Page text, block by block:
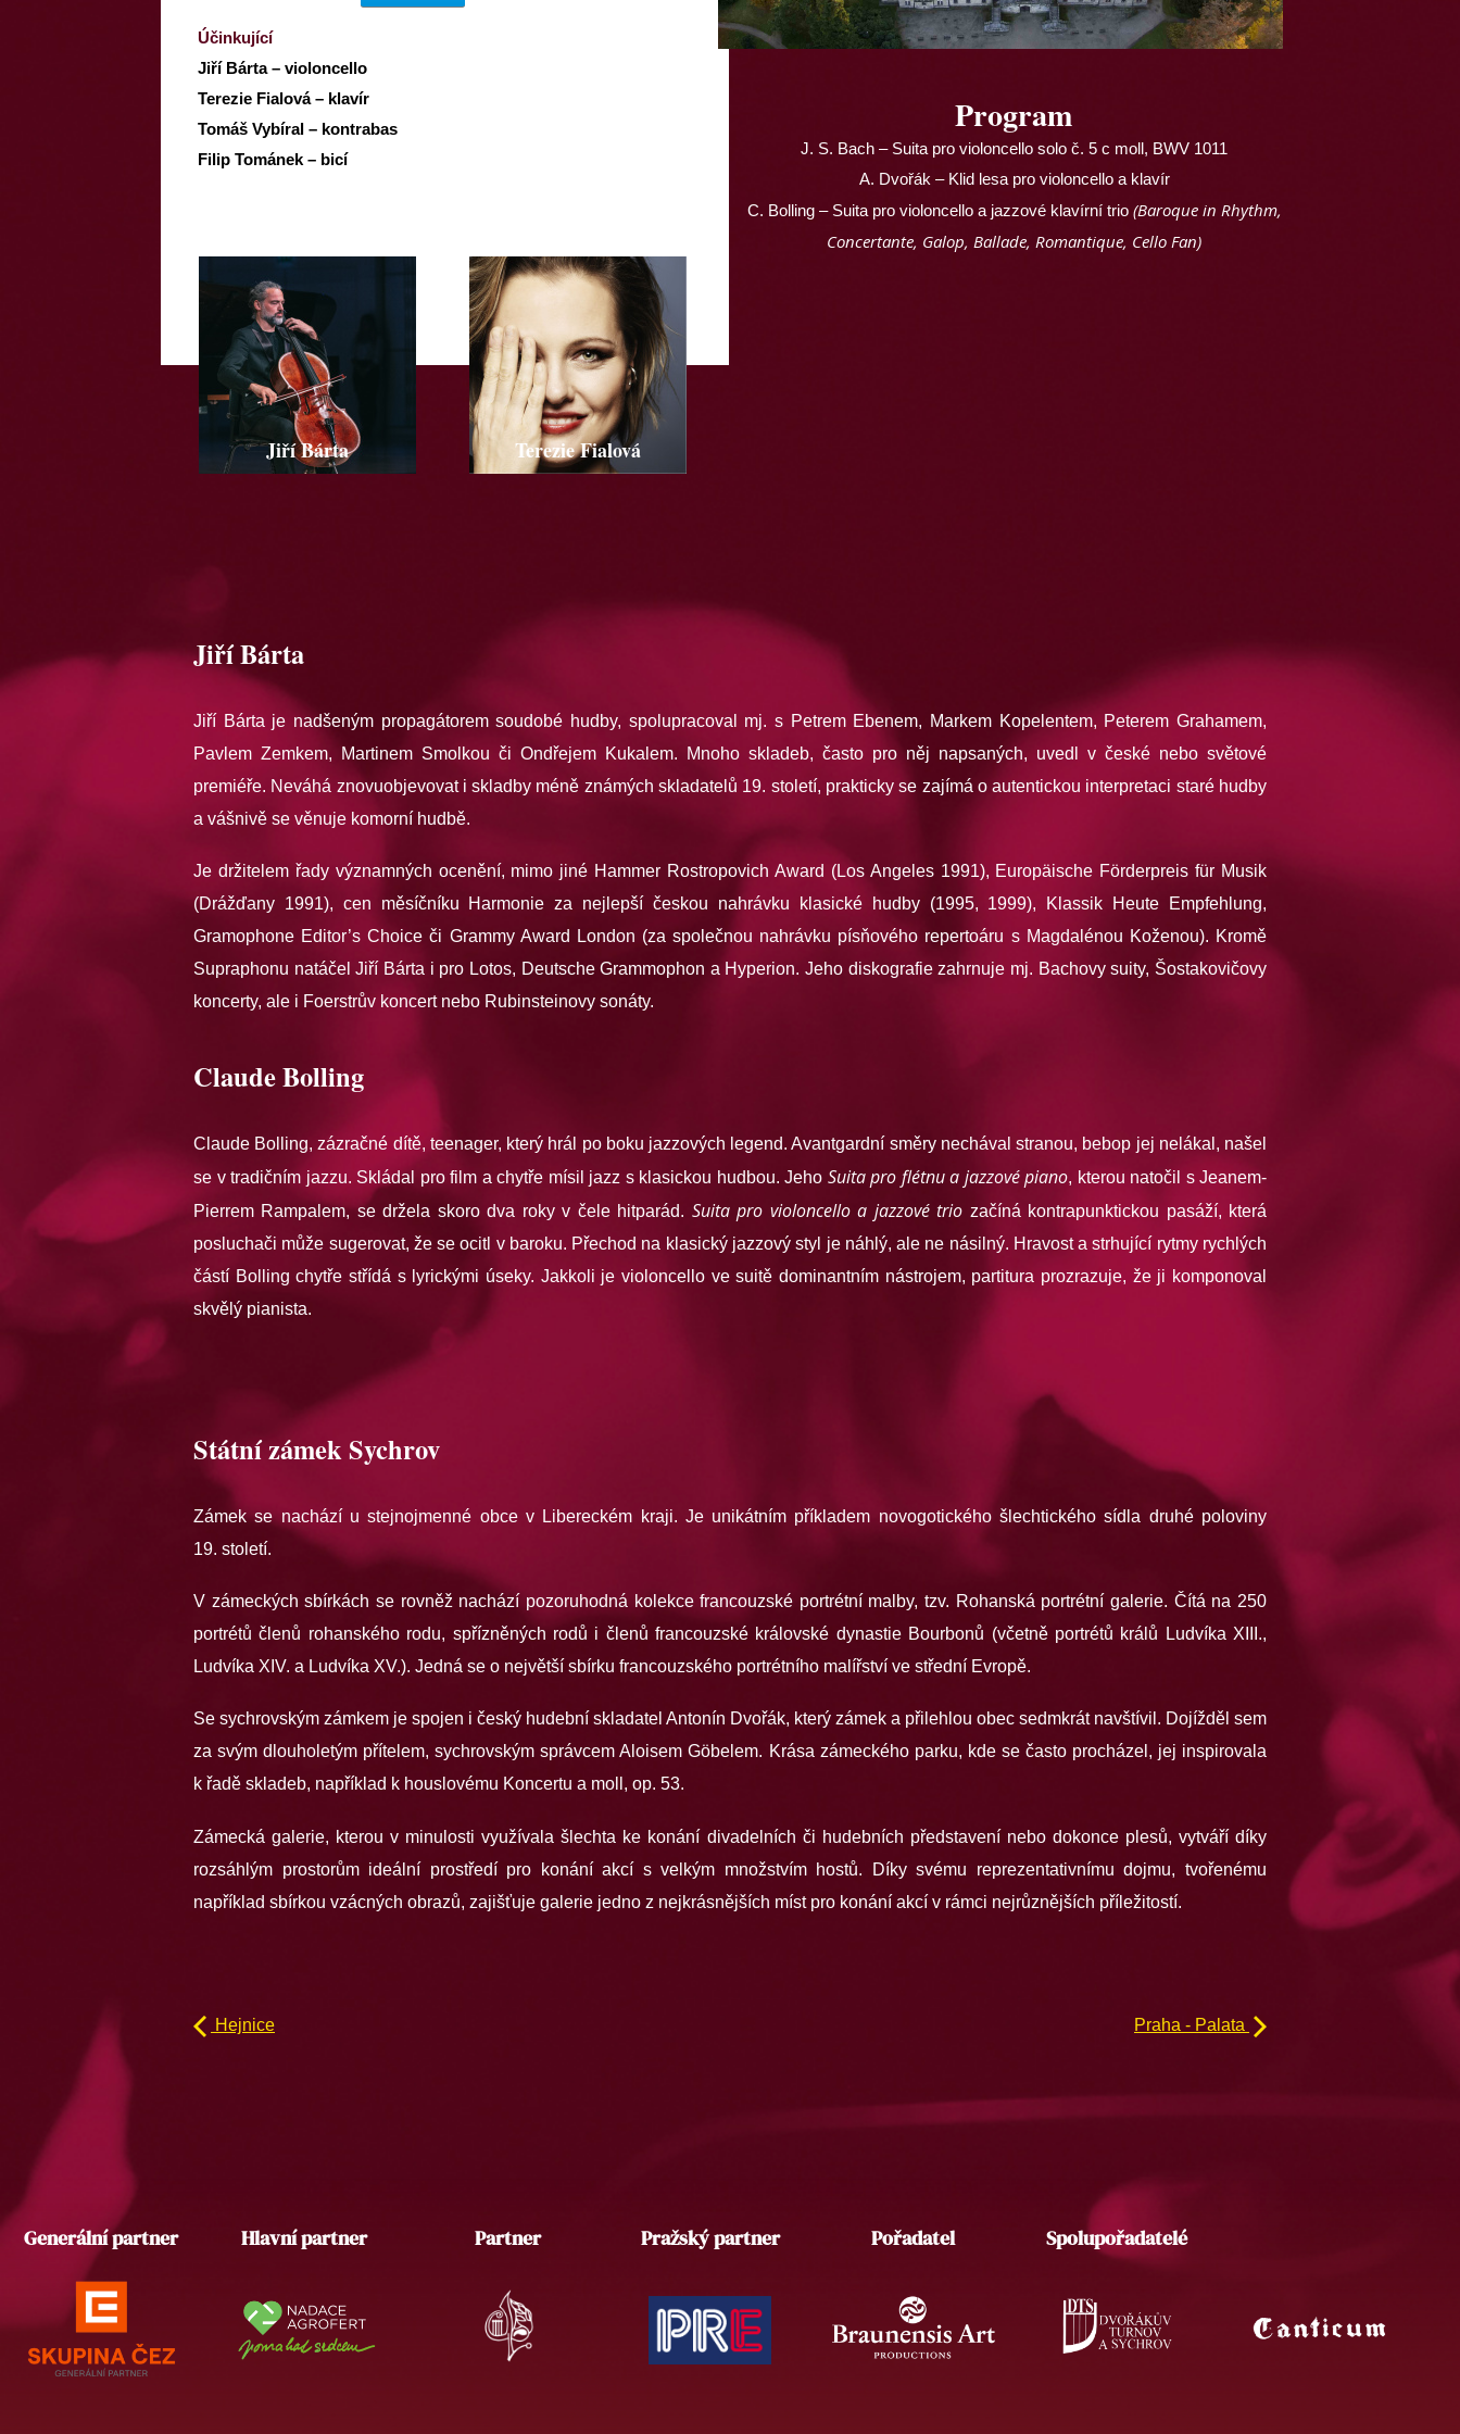
Účinkující
Jiří Bárta – violoncello
Terezie Fialová – klavír
Tomáš Vybíral – kontrabas
Filip Tománek – bicí
Program
J. S. Bach – Suita pro violoncello solo č. 5 c moll, BWV 1011
A. Dvořák – Klid lesa pro violoncello a klavír
C. Bolling – Suita pro violoncello a jazzové klavírní trio(Baroque in Rhythm,
Concertante, Galop, Ballade, Romantique, Cello Fan)
Jiří Bárta Terezie Fialová
Jiří Bárta
Jiří Bárta je nadšeným propagátorem soudobé hudby, spolupracoval mj. s Petrem Ebenem, Markem Kopelentem, Peterem Grahamem,
Pavlem Zemkem, Martinem Smolkou či Ondřejem Kukalem. Mnoho skladeb, často pro něj napsaných, uvedl v české nebo světové
premiéře. Neváhá znovuobjevovat i skladby méně známých skladatelů 19. století, prakticky se zajímá o autentickou interpretaci staré hudby
a vášnivě se věnuje komorní hudbě.
Je držitelem řady významných ocenění, mimo jiné Hammer Rostropovich Award (Los Angeles 1991), Europäische Förderpreis für Musik
(Drážďany 1991), cen měsíčníku Harmonie za nejlepší českou nahrávku klasické hudby (1995, 1999), Klassik Heute Empfehlung,
Gramophone Editor’s Choice či Grammy Award London (za společnou nahrávku písňového repertoáru s Magdalénou Koženou). Kromě
Supraphonu natáčel Jiří Bárta i pro Lotos, Deutsche Grammophon a Hyperion. Jeho diskografie zahrnuje mj. Bachovy suity, Šostakovičovy
koncerty, ale i Foerstrův koncert nebo Rubinsteinovy sonáty.
Claude Bolling
Claude Bolling, zázračné dítě, teenager, který hrál po boku jazzových legend. Avantgardní směry nechával stranou, bebop jej nelákal, našel
se v tradičním jazzu. Skládal pro film a chytře mísil jazz s klasickou hudbou. Jeho Suita pro flétnu a jazzové piano, kterou natočil s Jeanem-
Pierrem Rampalem, se držela skoro dva roky v čele hitparád. Suita pro violoncello a jazzové trio začíná kontrapunktickou pasáží, která
posluchači může sugerovat, že se ocitl v baroku. Přechod na klasický jazzový styl je náhlý, ale ne násilný. Hravost a strhující rytmy rychlých
částí Bolling chytře střídá s lyrickými úseky. Jakkoli je violoncello ve suitě dominantním nástrojem, partitura prozrazuje, že ji komponoval
skvělý pianista.
Státní zámek Sychrov
Zámek se nachází u stejnojmenné obce v Libereckém kraji. Je unikátním příkladem novogotického šlechtického sídla druhé poloviny
19. století.
V zámeckých sbírkách se rovněž nachází pozoruhodná kolekce francouzské portrétní malby, tzv. Rohanská portrétní galerie. Čítá na 250
portrétů členů rohanského rodu, spřízněných rodů i členů francouzské královské dynastie Bourbonů (včetně portrétů králů Ludvíka XIII.,
Ludvíka XIV. a Ludvíka XV.). Jedná se o největší sbírku francouzského portrétního malířství ve střední Evropě.
Se sychrovským zámkem je spojen i český hudební skladatel Antonín Dvořák, který zámek a přilehlou obec sedmkrát navštívil. Dojížděl sem
za svým dlouholetým přítelem, sychrovským správcem Aloisem Göbelem. Krása zámeckého parku, kde se často procházel, jej inspirovala
k řadě skladeb, například k houslovému Koncertu a moll, op. 53.
Zámecká galerie, kterou v minulosti využívala šlechta ke konání divadelních či hudebních představení nebo dokonce plesů, vytváří díky
rozsáhlým prostorům ideální prostředí pro konání akcí s velkým množstvím hostů. Díky svému reprezentativnímu dojmu, tvořenému
například sbírkou vzácných obrazů, zajišťuje galerie jedno z nejkrásnějších míst pro konání akcí v rámci nejrůznějších příležitostí.
Hejnice Praha - Palata
Generální partner Hlavní partner Partner Pražský partner Pořadatel Spolupořadatelé